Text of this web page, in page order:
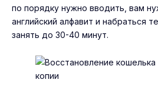
по порядку нужно вводить, вам
английский алфавит и набраться
занять до 30-40 минут.